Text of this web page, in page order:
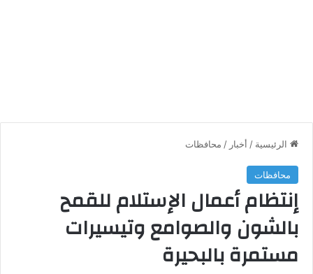
الرئيسية / أخبار / محافظات
محافظات
إنتظام أعمال الإستلام للقمح
بالشون والصوامع وتيسيرات
مستمرة بالبحيرة